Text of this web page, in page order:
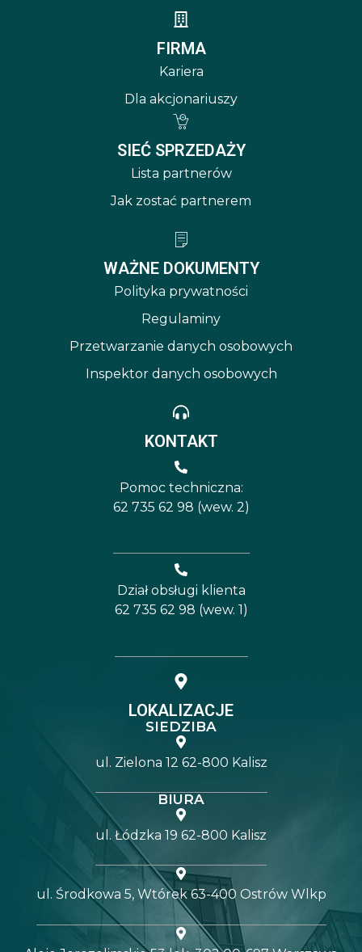
FIRMA
Kariera
Dla akcjonariuszy
SIEĆ SPRZEDAŻY
Lista partnerów
Jak zostać partnerem
WAŻNE DOKUMENTY
Polityka prywatności
Regulaminy
Przetwarzanie danych osobowych
Inspektor danych osobowych
KONTAKT
Pomoc techniczna:
62 735 62 98 (wew. 2)
Dział obsługi klienta
62 735 62 98 (wew. 1)
LOKALIZACJE
SIEDZIBA
ul. Zielona 12 62-800 Kalisz
BIURA
ul. Łódzka 19 62-800 Kalisz
ul. Środkowa 5, Wtórek 63-400 Ostrów Wlkp